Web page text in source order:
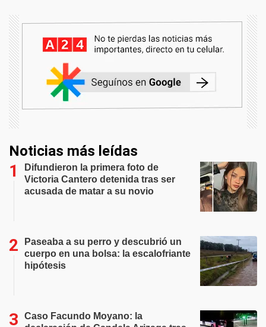
Noticias más leídas
Difundieron la primera foto de
Victoria Cantero detenida tras ser
acusada de matar a su novio
Paseaba a su perro y descubrió un
cuerpo en una bolsa: la escalofriante
hipótesis
Caso Facundo Moyano: la